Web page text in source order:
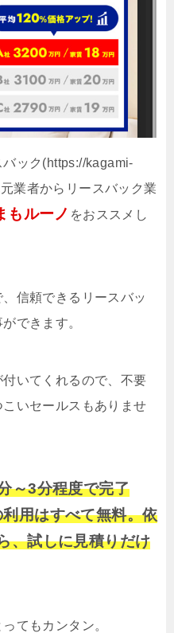
ック(https://kagami-
業者からリースバック業
もルーノ をおススメし
信頼できるリースバッ
できます。
いてくれるので、不要
いセールスもありませ
～3分程度で完了
用はすべて無料。依
、試しに見積りだけ
てもカンタン。